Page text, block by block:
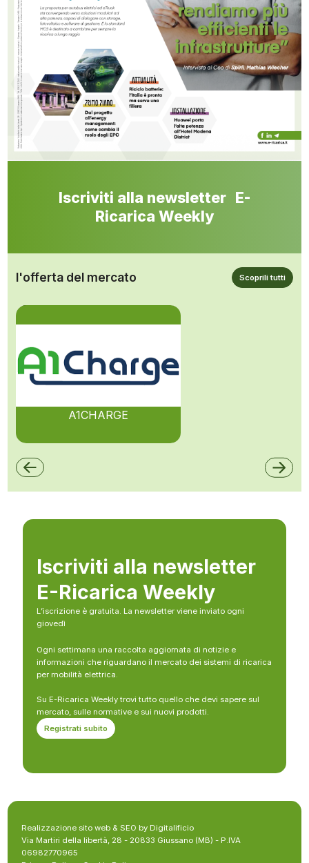
Iscriviti alla newsletter E-
Ricarica Weekly
l'offerta del mercato Scoprili tutti
A1CHARGE
Iscriviti alla newsletter
E-Ricarica Weekly
L’iscrizione è gratuita. La newsletter viene inviato ogni
giovedì
Ogni settimana una raccolta aggiornata di notizie e
informazioni che riguardano il mercato dei sistemi di ricarica
per mobilità elettrica.
Su E-Ricarica Weekly trovi tutto quello che devi sapere sul
mercato, sulle normative e sui nuovi prodotti.
Registrati subito
Realizzazione sito web & SEO by Digitalificio
Via Martiri della libertà, 28 - 20833 Giussano (MB) - P.IVA
06982770965